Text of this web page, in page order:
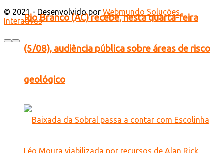
Rio Branco (AC) recebe, nesta quarta-feira
(5/08), audiência pública sobre áreas de risco
geológico
© 2021 - Desenvolvido por Webmundo Soluções
Interativas